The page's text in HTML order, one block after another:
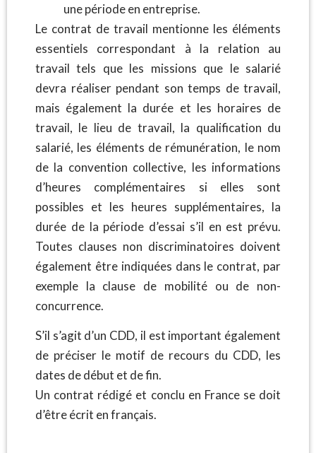
une période en entreprise.
Le contrat de travail mentionne les éléments
essentiels correspondant à la relation au
travail tels que les missions que le salarié
devra réaliser pendant son temps de travail,
mais également la durée et les horaires de
travail, le lieu de travail, la qualification du
salarié, les éléments de rémunération, le nom
de la convention collective, les informations
d’heures complémentaires si elles sont
possibles et les heures supplémentaires, la
durée de la période d’essai s’il en est prévu.
Toutes clauses non discriminatoires doivent
également être indiquées dans le contrat, par
exemple la clause de mobilité ou de non-
concurrence.
S’il s’agit d’un CDD, il est important également
de préciser le motif de recours du CDD, les
dates de début et de fin.
Un contrat rédigé et conclu en France se doit
d’être écrit en français.